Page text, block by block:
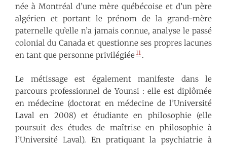
née à Montréal d’une mère québécoise et d’un père
algérien et portant le prénom de la grand-mère
paternelle qu’elle n’a jamais connue, analyse le passé
colonial du Canada et questionne ses propres lacunes
en tant que personne privilégiée11 .
Le métissage est également manifeste dans le
parcours professionnel de Younsi : elle est diplômée
en médecine (doctorat en médecine de l’Université
Laval en 2008) et étudiante en philosophie (elle
poursuit des études de maîtrise en philosophie à
l’Université Laval). En pratiquant la psychiatrie à